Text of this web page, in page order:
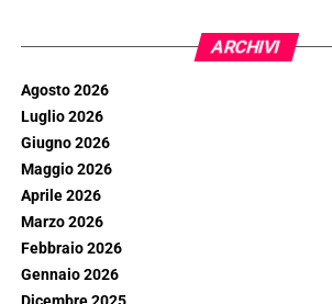
ARCHIVI
Agosto 2026
Luglio 2026
Giugno 2026
Maggio 2026
Aprile 2026
Marzo 2026
Febbraio 2026
Gennaio 2026